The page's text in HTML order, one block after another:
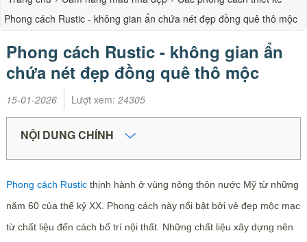
Phong cách Rustic - không gian ẩn chứa nét đẹp đồng quê thô mộc
Phong cách Rustic - không gian ẩn
chứa nét đẹp đồng quê thô mộc
15-01-2026 Lượt xem: 24305
NỘI DUNG CHÍNH
Phong cách Rusticthịnh hành ở vùng nông thôn nước Mỹ từ những
năm 60 của thế kỷ XX. Phong cách này nổi bật bởi vẻ đẹp mộc mạc
từ chất liệu đến cách bố trí nội thất. Những chất liệu xây dựng nên